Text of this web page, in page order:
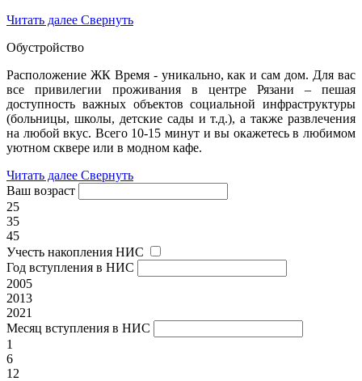
Читать далее Свернуть
Обустройство
Расположение ЖК Время - уникально, как и сам дом. Для вас
все привилегии проживания в центре Рязани – пешая
доступность важных объектов социальной инфраструктуры
(больницы, школы, детские сады и т.д.), а также развлечения
на любой вкус. Всего 10-15 минут и вы окажетесь в любимом
уютном сквере или в модном кафе.
Читать далее Свернуть
Ваш возраст
25
35
45
Учесть накопления НИС
Год вступления в НИС
2005
2013
2021
Месяц вступления в НИС
1
6
12